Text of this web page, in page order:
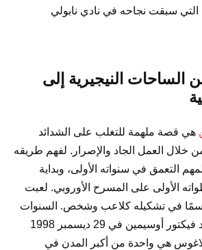
التي سبقت نجاحه في نادي نابولي
الساحات النيجيرية إلى
هي قصة ملهمة للتغلب على الشدائد
خلال العمل الجاد والإصرار. لفهم طريقه
التعمق في سنواته الأولى، وبداية
الأولى على المسرح الأوروبي. لعبت
في تشكيله كلاعب وشخص. السنوات
الأولى في لاغوس ولد فيكتور أوسيمين في 29 ديسمبر 1998
هي واحدة من أكبر المدن في